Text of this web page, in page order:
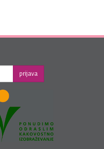
prijava